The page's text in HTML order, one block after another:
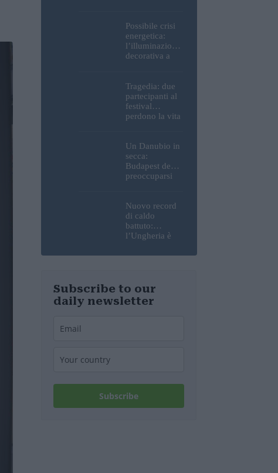
Buda e della
Cittadella
verranno
spente
Possibile crisi
energetica:
l’illuminazione
decorativa a
spenta!
Tragedia: due
partecipanti al
festival
perdono la vita
Ungheria
Un Danubio in
secca:
Budapest deve
preoccuparsi
mento idrico?
Un esperto
mette in luce
un fatto
Nuovo record
di caldo
battuto:
l’Ungheria è
più caldi
Subscribe to our
daily newsletter
Subscribe